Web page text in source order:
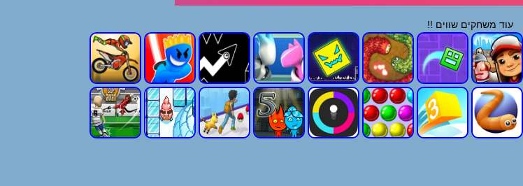
עוד משחקים שווים !!